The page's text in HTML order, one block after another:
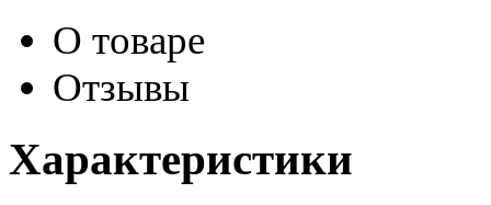
О товаре
Отзывы
Характеристики